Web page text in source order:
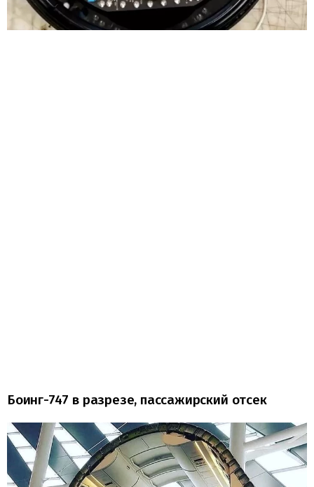
Боинг-747 в разрезе, пассажирский отсек